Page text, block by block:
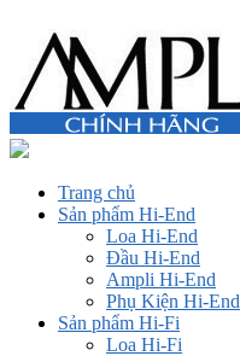
Trang chủ
Sản phẩm Hi-End
Loa Hi-End
Đầu Hi-End
Ampli Hi-End
Phụ Kiện Hi-End
Sản phẩm Hi-Fi
Loa Hi-Fi